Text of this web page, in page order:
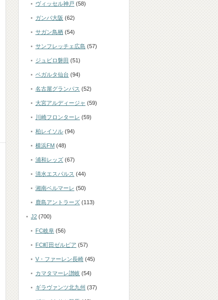
ヴィッセル神戸 (58)
ガンバ大阪 (62)
サガン鳥栖 (54)
サンフレッチェ広島 (57)
ジュビロ磐田 (51)
ベガルタ仙台 (94)
名古屋グランパス (52)
大宮アルディージャ (59)
川崎フロンターレ (59)
柏レイソル (94)
横浜FM (48)
浦和レッズ (67)
清水エスパルス (44)
湘南ベルマーレ (50)
鹿島アントラーズ (113)
J2 (700)
FC岐阜 (56)
FC町田ゼルビア (57)
V・ファーレン長崎 (45)
カマタマーレ讃岐 (54)
ギラヴァンツ北九州 (37)